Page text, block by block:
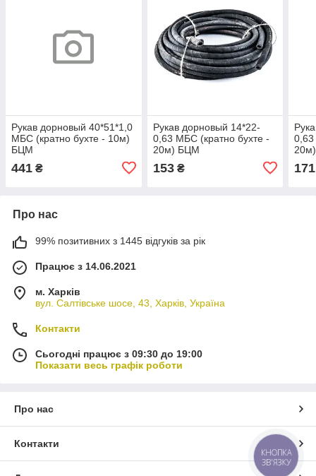
Рукав дорновый 40*51*1,0
МБС (кратно бухте - 10м)
БЦМ
441 ₴
Рукав дорновый 14*22-
0,63 МБС (кратно бухте -
20м) БЦМ
153₴ 171
Про нас
99% позитивних з 1445 відгуків за рік
Працює з 14.06.2021
м. Харків
вул. Салтівське шосе, 43, Харків, Україна
Контакти
Сьогодні працює з 09:30 до 19:00
Показати весь графік роботи
Про нас
Контакти
КНОПКА
ЗВ'ЯЗКУ